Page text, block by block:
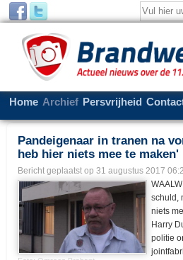
Home Archief Persvrijheid
Pandeigenaar in tranen na
heb hier niets mee te maken'
Bericht geplaatst op 31 augustus 2017
schuld,
niets
Harry
politie